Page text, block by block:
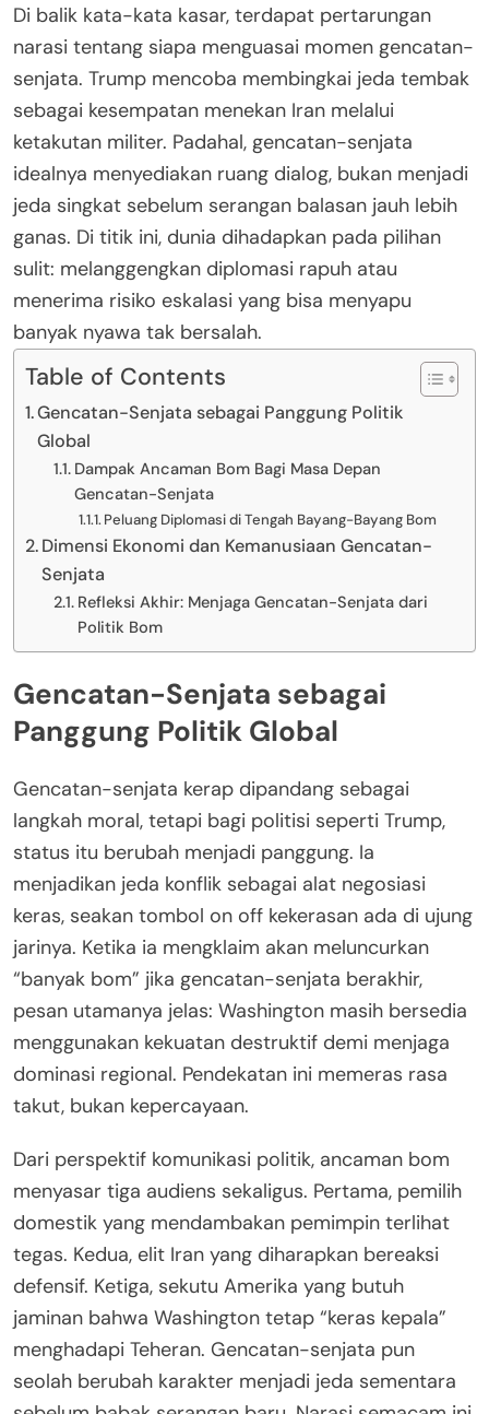
Di balik kata-kata kasar, terdapat pertarungan
narasi tentang siapa menguasai momen gencatan-
senjata. Trump mencoba membingkai jeda tembak
sebagai kesempatan menekan Iran melalui
ketakutan militer. Padahal, gencatan-senjata
idealnya menyediakan ruang dialog, bukan menjadi
jeda singkat sebelum serangan balasan jauh lebih
ganas. Di titik ini, dunia dihadapkan pada pilihan
sulit: melanggengkan diplomasi rapuh atau
menerima risiko eskalasi yang bisa menyapu
banyak nyawa tak bersalah.
Table of Contents
Gencatan-Senjata sebagai Panggung Politik
Global
Dampak Ancaman Bom Bagi Masa Depan
Gencatan-Senjata
Peluang Diplomasi di Tengah Bayang-Bayang Bom
Dimensi Ekonomi dan Kemanusiaan Gencatan-
Senjata
Refleksi Akhir: Menjaga Gencatan-Senjata dari
Politik Bom
Gencatan-Senjata sebagai
Panggung Politik Global
Gencatan-senjata kerap dipandang sebagai
langkah moral, tetapi bagi politisi seperti Trump,
status itu berubah menjadi panggung. Ia
menjadikan jeda konflik sebagai alat negosiasi
keras, seakan tombol on off kekerasan ada di ujung
jarinya. Ketika ia mengklaim akan meluncurkan
“banyak bom” jika gencatan-senjata berakhir,
pesan utamanya jelas: Washington masih bersedia
menggunakan kekuatan destruktif demi menjaga
dominasi regional. Pendekatan ini memeras rasa
takut, bukan kepercayaan.
Dari perspektif komunikasi politik, ancaman bom
menyasar tiga audiens sekaligus. Pertama, pemilih
domestik yang mendambakan pemimpin terlihat
tegas. Kedua, elit Iran yang diharapkan bereaksi
defensif. Ketiga, sekutu Amerika yang butuh
jaminan bahwa Washington tetap “keras kepala”
menghadapi Teheran. Gencatan-senjata pun
seolah berubah karakter menjadi jeda sementara